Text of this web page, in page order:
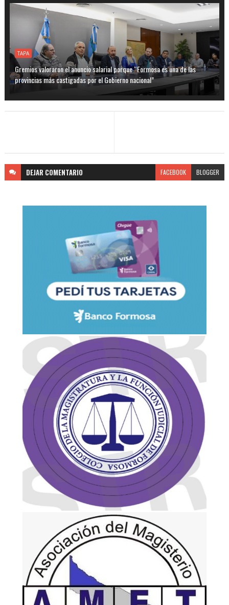
TAPA
Gremios valoraron el anuncio salarial porque “Formosa es una de las
provincias más castigadas por el Gobierno nacional”
DEJAR COMENTARIO FACEBOOK BLOGGER